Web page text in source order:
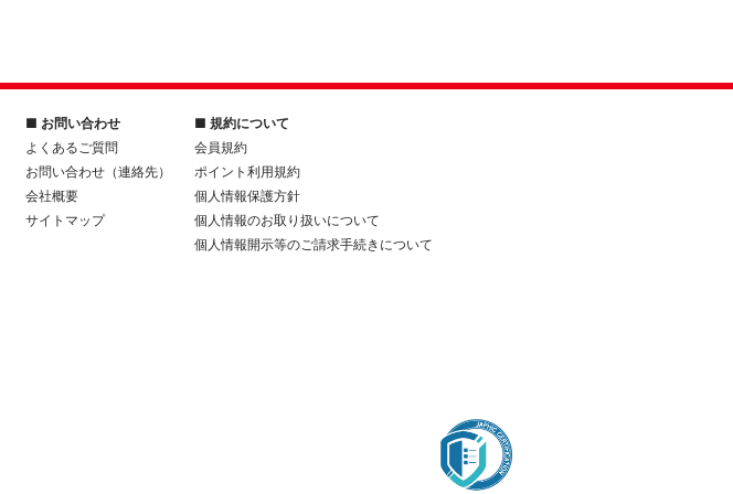
■ お問い合わせ
よくあるご質問
お問い合わせ（連絡先）
会社概要
サイトマップ
■ 規約について
会員規約
ポイント利用規約
個人情報保護方針
個人情報のお取り扱いについて
個人情報開示等のご請求手続きについて